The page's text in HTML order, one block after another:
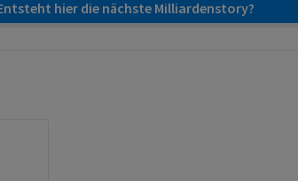
hier die nächste Milliardenstory?